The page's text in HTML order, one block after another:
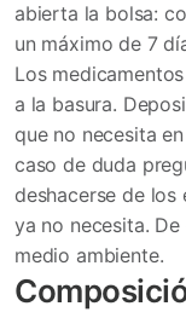
abierta la bolsa:
un máximo de 7
Los
a la basura.
que no necesita
caso de duda
deshacerse de los
ya no necesita.
medio ambiente.